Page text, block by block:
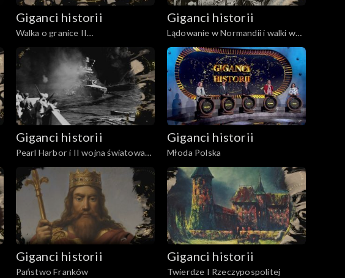
Giganci historii
Walka o granice II
Rzeczypospolitej 1918-1923
Giganci historii
Lądowanie w Normandii i walki w
Europie Zachodniej 1944-1945
Giganci historii
Pearl Harbor i II wojna światowa
na Pacyfiku
Giganci historii
Młoda Polska
Giganci historii
Państwo Franków
Giganci historii
Twierdze I Rzeczypospolitej